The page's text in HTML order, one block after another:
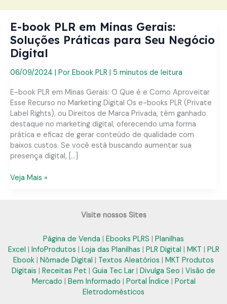
E-book PLR em Minas Gerais:
Soluções Práticas para Seu Negócio
Digital
06/09/2024 | Por Ebook PLR 5 minutos de leitura
E-book PLR em Minas Gerais: O Que é e Como Aproveitar
Esse Recurso no Marketing Digital Os e-books PLR (Private
Label Rights), ou Direitos de Marca Privada, têm ganhado
destaque no marketing digital, oferecendo uma forma
prática e eficaz de gerar conteúdo de qualidade com
baixos custos. Se você está buscando aumentar sua
presença digital, […]
E-
Práticas
para
Seu
Negócio
Veja Mais »
Visite nossos Sites
Página de Venda | Ebooks PLRS | Planilhas
Excel | InfoProdutos | Loja das Planilhas | PLR Digital | MKT | PLR
Ebook | Nômade Digital | Textos Aleatórios | MKT Produtos
Digitais | Receitas Pet | Guia Tec Lar | Divulga Seo | Visão de
Mercado | Bem Informado | Portal Índice | Portal
Eletrodomésticos